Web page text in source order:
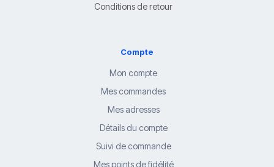
Conditions de retour
Compte
Mon compte
Mes commandes
Mes adresses
Détails du compte
Suivi de commande
Mes points de fidélité